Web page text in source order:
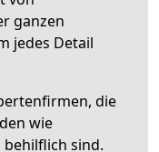
ganzen
jedes Detail
die
wie
behilflich sind.